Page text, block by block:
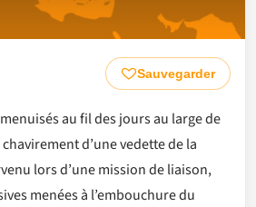
Sauvegarder
au fil des jours au large de
d’une vedette de la
lors d’une mission de liaison,
menées à l’embouchure du